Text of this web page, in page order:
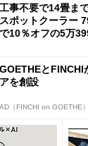
工事不要で14畳ま
スポットクーラー
で10％オフの5万
GOETHEとFINCHI
アを創設
AD（FINCHI on GOETHE）